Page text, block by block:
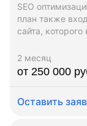
SEO
план также
сайта,
2 месяц
от 250 000
Оставить